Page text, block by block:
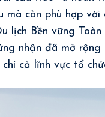
mà còn phù hợp
lịch Bền vững
nhận đã mở
cả lĩnh vực tổ